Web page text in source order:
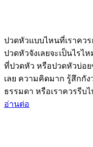
ปวดหัวแบบไหนที่เราควร
ปวดหัวจังเลยจะเป็นไรไ
ที่ปวดหัว หรือปวดหัวบ่อ
เลย ความคิดมาก รู้สึกกัง
ธรรมดา หรือเราควรรีบ
อ่านต่อ